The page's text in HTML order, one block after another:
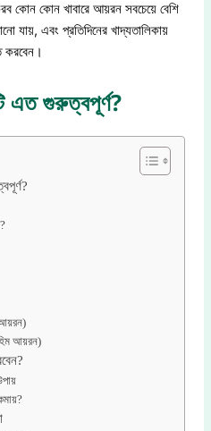
কোন কোন খাবারে আয়রন সবচেয়ে বেশি
যায়, এবং প্রতিদিনের খাদ্যতালিকায়
করবেন।
এত গুরুত্বপূর্ণ?
আয়রন)